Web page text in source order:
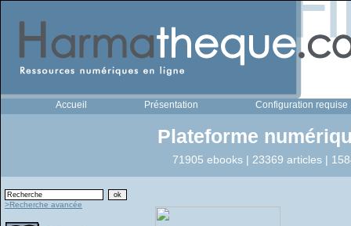
Accueil Présentation Configuration requise
Plateforme
71905 ebooks | 23369 articles |
>Recherche avancée